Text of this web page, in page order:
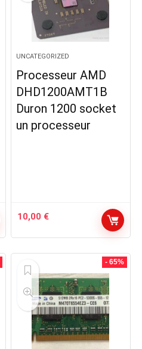
UNCATEGORIZED
Processeur AMD
DHD1200AMT1B
Duron 1200 socket
un processeur
10,00 €
- 65%